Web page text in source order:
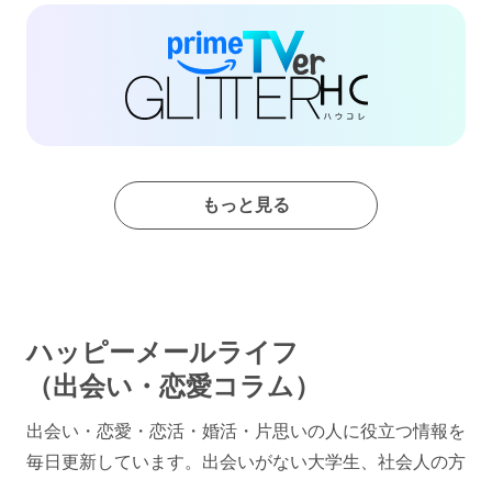
もっと見る
ハッピーメールライフ
（出会い・恋愛コラム）
出会い・恋愛・恋活・婚活・片思いの人に役立つ情報を
毎日更新しています。出会いがない大学生、社会人の方